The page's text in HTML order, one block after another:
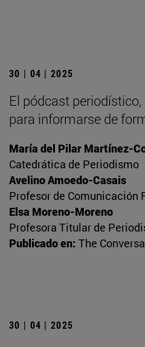
30 | 04 | 2025
El pódcast
para informarse de
María del Pilar Martínez-
Catedrática de Periodismo
Avelino Amoedo-Casais
Profesor de Comunicación
Elsa Moreno-Moreno
Profesora Titular de
Publicado en: The
30 | 04 | 2025